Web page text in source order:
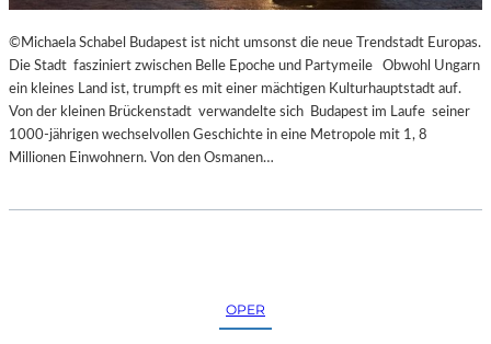
R
T
Z
U
©Michaela Schabel Budapest ist nicht umsonst die neue Trendstadt Europas.
Die Stadt fasziniert zwischen Belle Epoche und Partymeile Obwohl Ungarn
ein kleines Land ist, trumpft es mit einer mächtigen Kulturhauptstadt auf.
Von der kleinen Brückenstadt verwandelte sich Budapest im Laufe seiner
1000-jährigen wechselvollen Geschichte in eine Metropole mit 1, 8
Millionen Einwohnern. Von den Osmanen…
OPER